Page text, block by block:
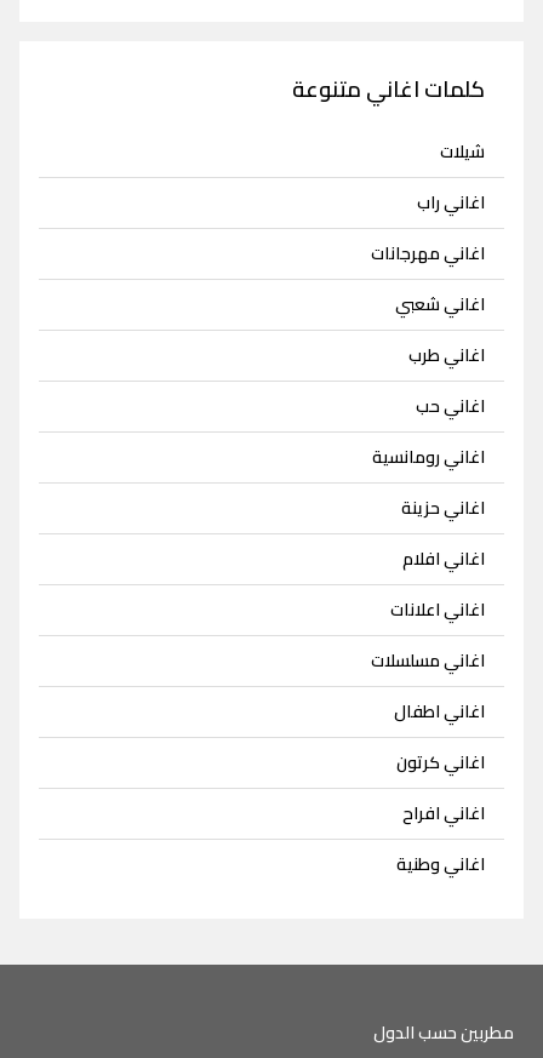
كلمات اغاني متنوعة
شيلات
اغاني راب
اغاني مهرجانات
اغاني شعبي
اغاني طرب
اغاني حب
اغاني رومانسية
اغاني حزينة
اغاني افلام
اغاني اعلانات
اغاني مسلسلات
اغاني اطفال
اغاني كرتون
اغاني افراح
اغاني وطنية
مطربين حسب الدول